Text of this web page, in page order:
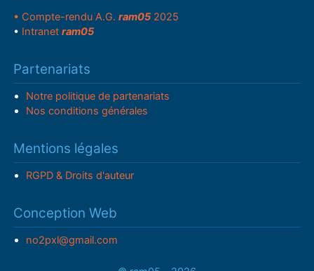
• Compte-rendu A.G.ram05 2025
• Intranetram05
Partenariats
Notre politique de partenariats
Nos conditions générales
Mentions légales
RGPD & Droits d'auteur
Conception Web
no2pxl@gmail.com